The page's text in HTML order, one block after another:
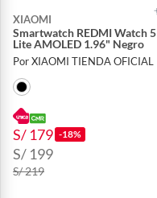
XIAOMI
Smartwatch REDMI Watch 5
Lite AMOLED 1.96" Negro
Por XIAOMI TIENDA OFICIAL
S/ 179 -18%
S/ 199
S/ 219